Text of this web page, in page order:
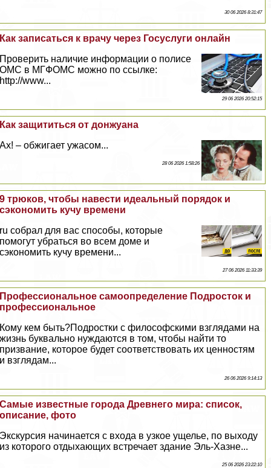
30 06 2026 8:31:47
Как записаться к врачу через Госуслуги онлайн
Проверить наличие информации о полисе
ОМС в МГФОМС можно по ссылке:
http://www...
29 06 2026 20:52:15
Как защититься от донжуана
Ах! – обжигает ужасом...
28 06 2026 1:58:26
9 трюков, чтобы навести идеальный порядок и
сэкономить кучу времени
ru собрал для вас способы, которые
помогут убраться во всем доме и
сэкономить кучу времени...
27 06 2026 11:33:39
Профессиональное самоопределение Подросток и
профессиональное
Кому кем быть?Подростки с философскими взглядами на
жизнь буквально нуждаются в том, чтобы найти то
призвание, которое будет соответствовать их ценностям
и взглядам...
26 06 2026 9:14:13
Самые известные города Древнего мира: список,
описание, фото
Экскурсия начинается с входа в узкое ущелье, по выходу
из которого отдыхающих встречает здание Эль-Хазне...
25 06 2026 23:22:10